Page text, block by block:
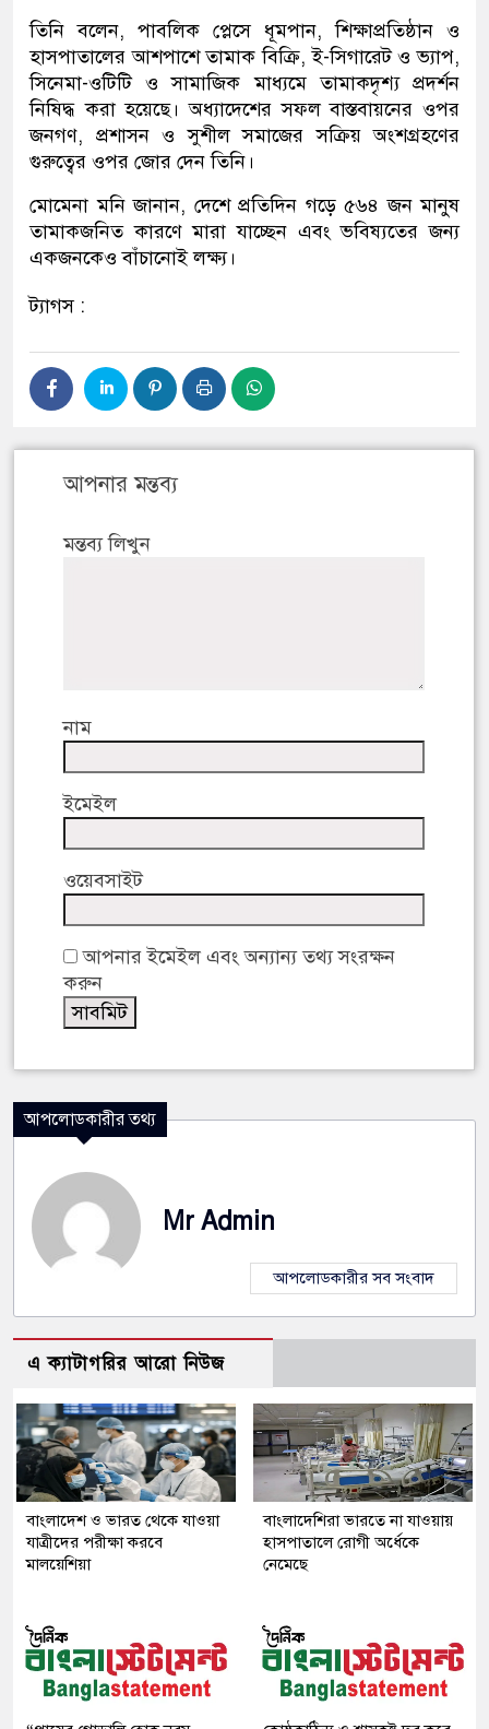
তিনি বলেন, পাবলিক প্লেসে ধূমপান, শিক্ষাপ্রতিষ্ঠান ও
হাসপাতালের আশপাশে তামাক বিক্রি, ই-সিগারেট ও ভ্যাপ,
সিনেমা-ওটিটি ও সামাজিক মাধ্যমে তামাকদৃশ্য প্রদর্শন
নিষিদ্ধ করা হয়েছে। অধ্যাদেশের সফল বাস্তবায়নের ওপর
জনগণ, প্রশাসন ও সুশীল সমাজের সক্রিয় অংশগ্রহণের
গুরুত্বের ওপর জোর দেন তিনি।
মোমেনা মনি জানান, দেশে প্রতিদিন গড়ে ৫৬৪ জন মানুষ
তামাকজনিত কারণে মারা যাচ্ছেন এবং ভবিষ্যতের জন্য
একজনকেও বাঁচানোই লক্ষ্য।
ট্যাগস :
আপনার মন্তব্য
মন্তব্য লিখুন
নাম
ইমেইল
ওয়েবসাইট
আপনার ইমেইল এবং অন্যান্য তথ্য সংরক্ষন
করুন
আপলোডকারীর তথ্য
Mr Admin
আপলোডকারীর সব সংবাদ
এ ক্যাটাগরির আরো নিউজ
বাংলাদেশ ও ভারত থেকে যাওয়া
যাত্রীদের পরীক্ষা করবে
মালয়েশিয়া
বাংলাদেশিরা ভারতে না যাওয়ায়
হাসপাতালে রোগী অর্ধেকে
নেমেছে